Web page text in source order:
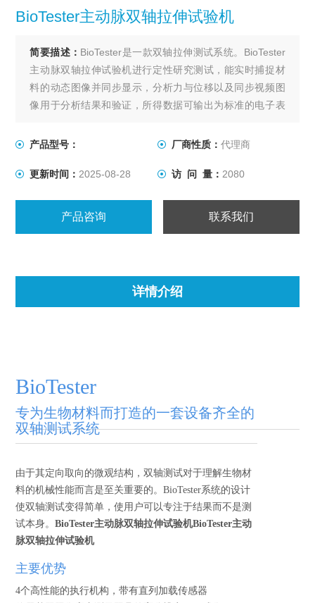
BioTester主动脉双轴拉伸试验机
简要描述： BioTester是一款双轴拉伸测试系统。BioTester
主动脉双轴拉伸试验机进行定性研究测试，能实时捕捉材
料的动态图像并同步显示，分析力与位移以及同步视频图
像用于分析结果和验证，所得数据可输出为标准的电子表
X、Y轴处于同一个平面上，能对平面组织进行单轴或双轴
等轴双向加载都很容易规定。夹具可选多种测量模式。
产品型号： 厂商性质： 代理商
更新时间： 2025-08-28 访 问 量： 2080
产品咨询 联系我们
详情介绍
BioTester
专为生物材料而打造的一套设备齐全的
双轴测试系统
由于其定向取向的微观结构，双轴测试对于理解生物材
料的机械性能而言是至关重要的。BioTester系统的设计
使双轴测试变得简单，使用户可以专注于结果而不是测
试本身。BioTester主动脉双轴拉伸试验机BioTester主动
脉双轴拉伸试验机
主要优势
4个高性能的执行机构，带有直列加载传感器